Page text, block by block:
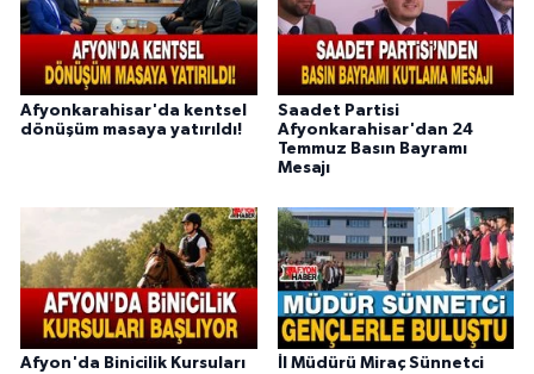
Afyonkarahisar'da kentsel
dönüşüm masaya yatırıldı!
Saadet Partisi
Afyonkarahisar'dan 24
Temmuz Basın Bayramı
Mesajı
Afyon'da Binicilik Kursuları
İl Müdürü Miraç Sünnetci